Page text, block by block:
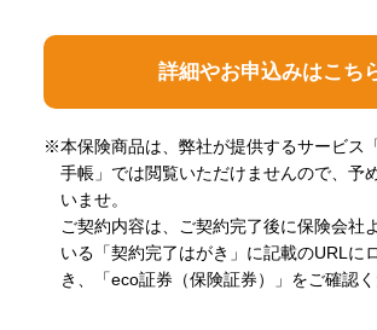
詳細やお申込みはこち
※本保険商品は、弊社が提供するサービス
手帳」では閲覧いただけませんので、予
いませ。
ご契約内容は、ご契約完了後に保険会社
いる「契約完了はがき」に記載のURLに
き、「eco証券（保険証券）」をご確認く